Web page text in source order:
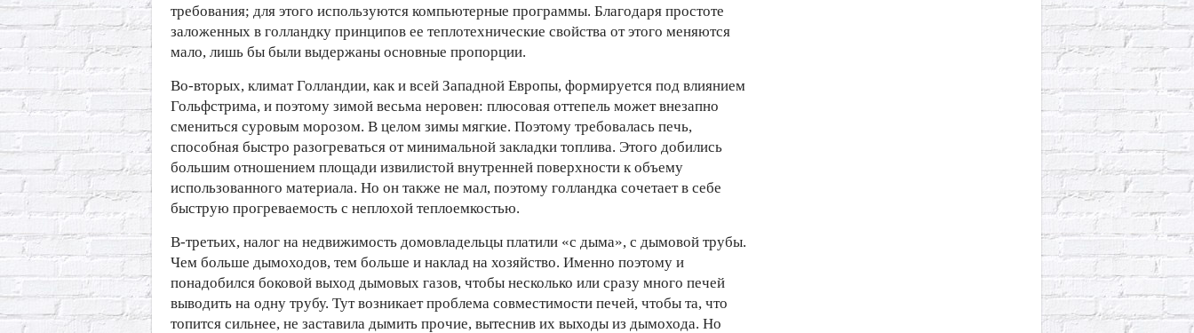
требования; для этого используются компьютерные программы. Благодаря простоте
заложенных в голландку принципов ее теплотехнические свойства от этого меняются
мало, лишь бы были выдержаны основные пропорции.
Во-вторых, климат Голландии, как и всей Западной Европы, формируется под влиянием
Гольфстрима, и поэтому зимой весьма неровен: плюсовая оттепель может внезапно
смениться суровым морозом. В целом зимы мягкие. Поэтому требовалась печь,
способная быстро разогреваться от минимальной закладки топлива. Этого добились
большим отношением площади извилистой внутренней поверхности к объему
использованного материала. Но он также не мал, поэтому голландка сочетает в себе
быструю прогреваемость с неплохой теплоемкостью.
В-третьих, налог на недвижимость домовладельцы платили «с дыма», с дымовой трубы.
Чем больше дымоходов, тем больше и наклад на хозяйство. Именно поэтому и
понадобился боковой выход дымовых газов, чтобы несколько или сразу много печей
выводить на одну трубу. Тут возникает проблема совместимости печей, чтобы та, что
топится сильнее, не заставила дымить прочие, вытеснив их выходы из дымохода. Но